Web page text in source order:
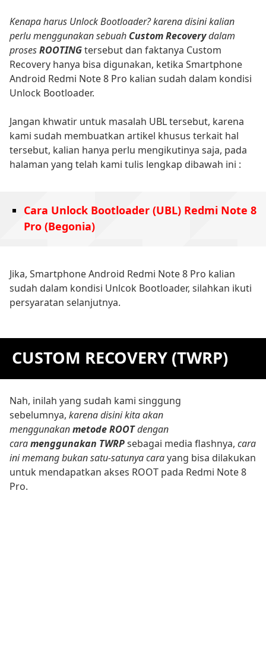
Kenapa harus Unlock Bootloader?karena disini kalian
perlu menggunakan sebuah Custom Recoverydalam
prosesROOTINGtersebut dan faktanya Custom
Recovery hanya bisa digunakan, ketika Smartphone
Android Redmi Note 8 Pro kalian sudah dalam kondisi
Unlock Bootloader.
Jangan khwatir untuk masalah UBL tersebut, karena
kami sudah membuatkan artikel khusus terkait hal
tersebut, kalian hanya perlu mengikutinya saja, pada
halaman yang telah kami tulis lengkap dibawah ini :
Cara Unlock Bootloader (UBL) Redmi Note 8
Pro (Begonia)
Jika, Smartphone Android Redmi Note 8 Pro kalian
sudah dalam kondisi Unlcok Bootloader, silahkan ikuti
persyaratan selanjutnya.
CUSTOM RECOVERY (TWRP)
Nah, inilah yang sudah kami singgung
sebelumnya, karena disini kita akan
menggunakanmetode ROOTdengan
caramenggunakan TWRPsebagai media flashnya, cara
ini memang bukan satu-satunya carayang bisa dilakukan
untuk mendapatkan akses ROOT pada Redmi Note 8
Pro.